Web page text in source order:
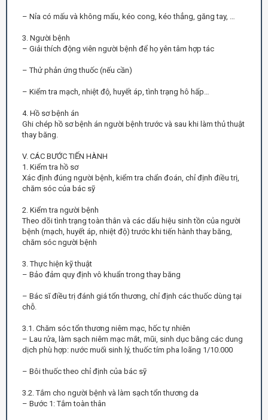
– Nỉa có mấu và không mấu, kéo cong, kéo thẳng, găng tay, …
3. Người bệnh
– Giải thích động viên người bệnh để họ yên tâm hợp tác
– Thử phản ứng thuốc (nếu cần)
– Kiểm tra mạch, nhiệt độ, huyết áp, tình trạng hô hấp…
4. Hồ sơ bệnh án
Ghi chép hồ sơ bệnh án người bệnh trước và sau khi làm thủ thuật
thay băng.
V. CÁC BƯỚC TIẾN HÀNH
1. Kiểm tra hồ sơ
Xác định đúng người bệnh, kiểm tra chẩn đoán, chỉ định điều trị,
chăm sóc của bác sỹ
2. Kiểm tra người bệnh
Theo dõi tình trạng toàn thân và các dấu hiệu sinh tồn của người
bệnh (mạch, huyết áp, nhiệt độ) trước khi tiến hành thay băng,
chăm sóc người bệnh
3. Thực hiện kỹ thuật
– Bảo đảm quy định vô khuẩn trong thay băng
– Bác sĩ điều trị đánh giá tổn thương, chỉ định các thuốc dùng tại
chỗ.
3.1. Chăm sóc tổn thương niêm mạc, hốc tự nhiên
– Lau rửa, làm sạch niêm mạc mắt, mũi, sinh dục bằng các dung
dịch phù hợp: nước muối sinh lý, thuốc tím pha loãng 1/10.000
– Bôi thuốc theo chỉ định của bác sỹ
3.2. Tắm cho người bệnh và làm sạch tổn thương da
– Bước 1: Tắm toàn thân